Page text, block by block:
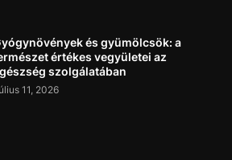
és gyümölcsök: a
értékes vegyületei az
szolgálatában
11, 2026